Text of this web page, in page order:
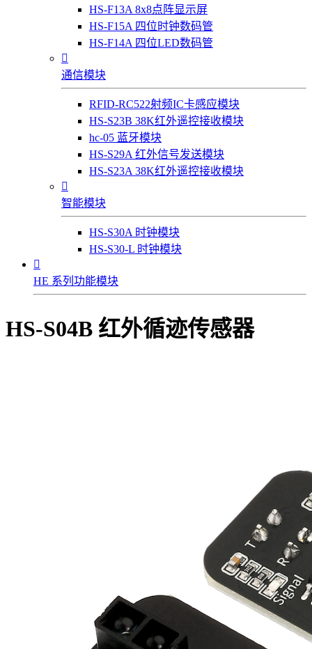
HS-F13A 8x8点阵显示屏
HS-F15A 四位时钟数码管
HS-F14A 四位LED数码管

通信模块
RFID-RC522射频IC卡感应模块
HS-S23B 38K红外遥控接收模块
hc-05 蓝牙模块
HS-S29A 红外信号发送模块
HS-S23A 38K红外遥控接收模块

智能模块
HS-S30A 时钟模块
HS-S30-L 时钟模块

HE 系列功能模块
HS-S04B 红外循迹传感器